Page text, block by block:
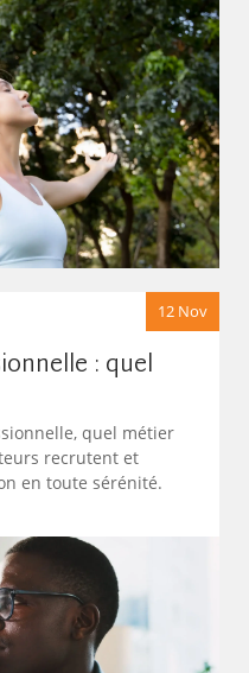
12 Nov
: quel
quel métier
recrutent et
en toute sérénité.